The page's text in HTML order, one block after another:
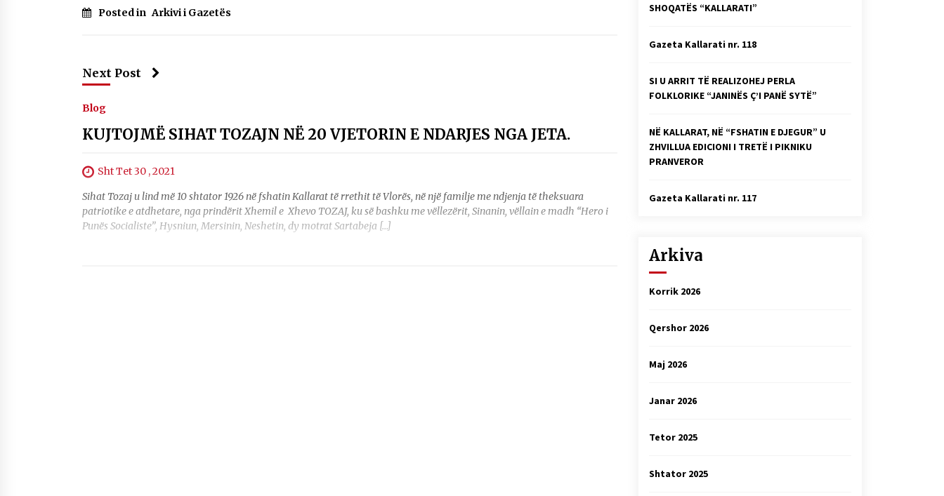
Mbi kockat e martirëve ngrihet
Faksimilet e një 83 vjetori lufte:
04/10/2025
KALLARATI NË AKSIONET
Gazeta Kallarati nr. 114
06/02/2025
Posted in Arkivi i Gazetës
Next Post
Blog
KUJTOJMË SIHAT TOZAJN NË 20 VJETORIN E NDARJES NGA JETA.
Sht Tet 30 , 2021
Sihat Tozaj u lind më 10 shtator 1926 në fshatin Kallarat të rrethit të Vlorës, në një familje me ndjenja të theksuara
patriotike e atdhetare, nga prindërit Xhemil e Xhevo TOZAJ, ku së bashku me vëllezërit, Sinanin, vëllain e madh “Hero i
Punës Socialiste”, Hysniun, Mersinin, Neshetin, dy motrat Sartabeja […]
SHOQATËS “KALLARATI”
Gazeta Kallarati nr. 118
SI U ARRIT TË REALIZOHEJ PERLA
FOLKLORIKE “JANINËS Ç’I PANË SYTË”
NË KALLARAT, NË “FSHATIN E DJEGUR” U
ZHVILLUA EDICIONI I TRETË I PIKNIKU
PRANVEROR
Gazeta Kallarati nr. 117
Arkiva
Korrik 2026
Qershor 2026
Maj 2026
Janar 2026
Tetor 2025
Shtator 2025